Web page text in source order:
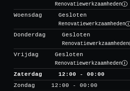
Renovatiewerkzaamheden
Woensdag
Gesloten
Renovatiewerkzaamheden
Donderdag
Gesloten
Renovatiewerkzaamheden
Vrijdag
Gesloten
Renovatiewerkzaamheden
Zaterdag
12:00 - 00:00
Zondag
12:00 - 00:00